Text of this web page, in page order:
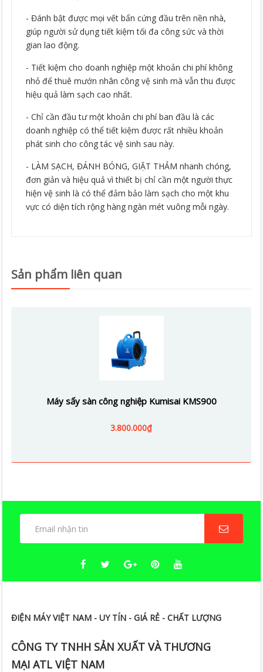
- Đánh bật được mọi vết bẩn cứng đầu trên nền nhà,
giúp người sử dụng tiết kiệm tối đa công sức và thời
gian lao động.
- Tiết kiệm cho doanh nghiệp một khoản chi phí không
nhỏ để thuê mướn nhân công vệ sinh mà vẫn thu được
hiệu quả làm sạch cao nhất.
- Chỉ cần đầu tư một khoản chi phí ban đầu là các
doanh nghiệp có thể tiết kiệm được rất nhiều khoản
phát sinh cho công tác vệ sinh sau này.
- LÀM SẠCH, ĐÁNH BÓNG, GIẶT THẢM nhanh chóng,
đơn giản và hiệu quả vì thiết bị chỉ cần một người thực
hiện vệ sinh là có thể đảm bảo làm sạch cho một khu
vực có diện tích rộng hàng ngàn mét vuông mỗi ngày.
Sản phẩm liên quan
Máy sấy sàn công nghiệp Kumisai KMS900
3.800.000₫
ĐIỆN MÁY VIỆT NAM - UY TÍN - GIÁ RẺ - CHẤT LƯỢNG
CÔNG TY TNHH SẢN XUẤT VÀ THƯƠNG
MẠI ATL VIỆT NAM